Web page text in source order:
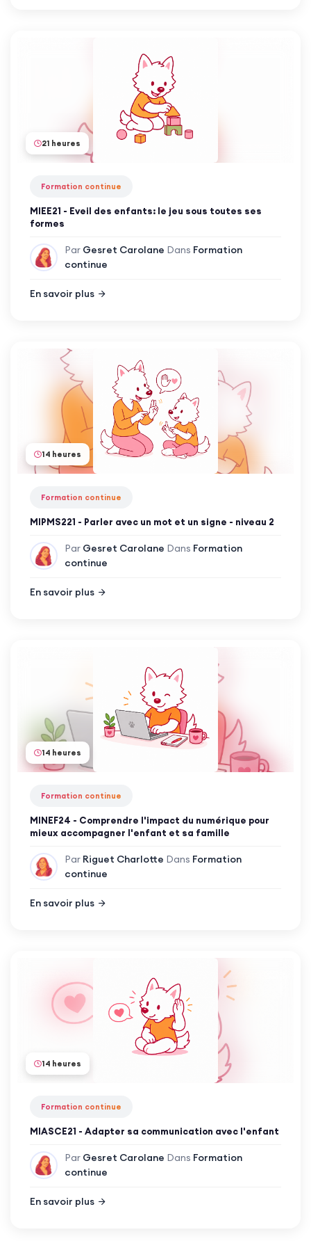
21 heures
Formation continue
MIEE21 - Eveil des enfants: le jeu sous toutes ses
formes
Par Gesret Carolane Dans Formation
continue
En savoir plus
14 heures
Formation continue
MIPMS221 - Parler avec un mot et un signe - niveau 2
Par Gesret Carolane Dans Formation
continue
En savoir plus
14 heures
Formation continue
MINEF24 - Comprendre l'impact du numérique pour
mieux accompagner l'enfant et sa famille
Par Riguet Charlotte Dans Formation
continue
En savoir plus
14 heures
Formation continue
MIASCE21 - Adapter sa communication avec l'enfant
Par Gesret Carolane Dans Formation
continue
En savoir plus